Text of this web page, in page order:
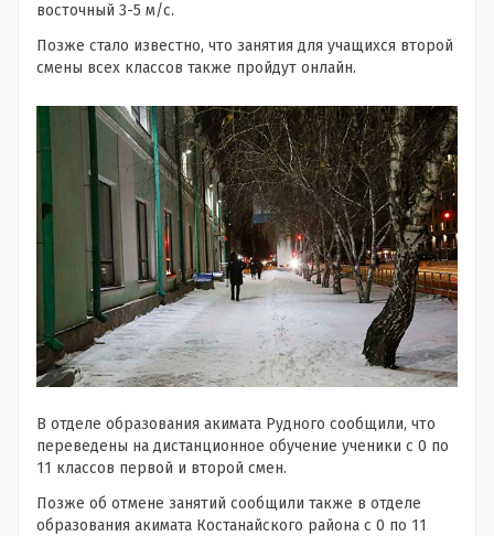
восточный 3-5 м/с.
Позже стало известно, что занятия для учащихся второй
смены всех классов также пройдут онлайн.
В отделе образования акимата Рудного сообщили, что
переведены на дистанционное обучение ученики с 0 по
11 классов первой и второй смен.
Позже об отмене занятий сообщили также в отделе
образования акимата Костанайского района с 0 по 11